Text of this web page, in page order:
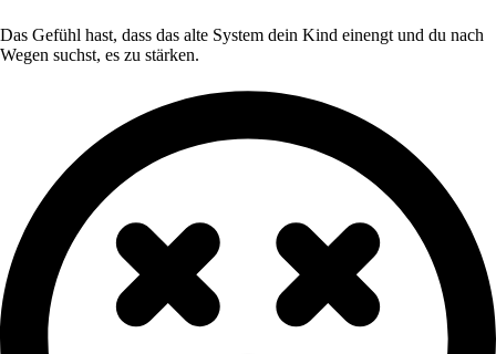
Das Gefühl hast, dass das alte System dein Kind einengt und du nach
Wegen suchst, es zu stärken.